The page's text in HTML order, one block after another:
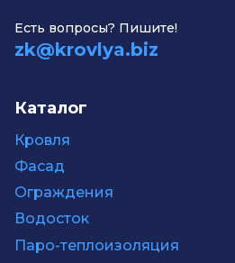
Есть вопросы? Пишите!
zk@krovlya.biz
Каталог
Кровля
Фасад
Ограждения
Водосток
Паро-теплоизоляция